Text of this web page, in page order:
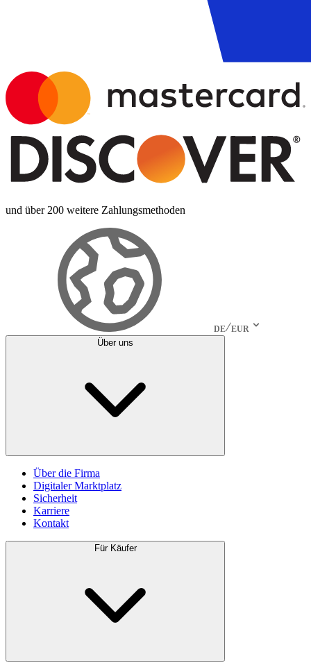
und über 200 weitere Zahlungsmethoden
DE EUR
Über uns
Über die Firma
Digitaler Marktplatz
Sicherheit
Karriere
Kontakt
Für Käufer